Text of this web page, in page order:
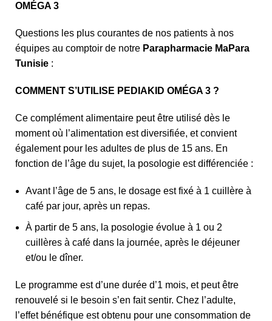
OMÉGA 3
Questions les plus courantes de nos patients à nos
équipes au comptoir de notre Parapharmacie MaPara
Tunisie :
COMMENT S’UTILISE PEDIAKID OMÉGA 3 ?
Ce complément alimentaire peut être utilisé dès le
moment où l’alimentation est diversifiée, et convient
également pour les adultes de plus de 15 ans. En
fonction de l’âge du sujet, la posologie est différenciée :
Avant l’âge de 5 ans, le dosage est fixé à 1 cuillère à
café par jour, après un repas.
À partir de 5 ans, la posologie évolue à 1 ou 2
cuillères à café dans la journée, après le déjeuner
et/ou le dîner.
Le programme est d’une durée d’1 mois, et peut être
renouvelé si le besoin s’en fait sentir. Chez l’adulte,
l’effet bénéfique est obtenu pour une consommation de